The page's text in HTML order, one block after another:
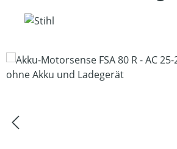
Bildergalerie überspringen